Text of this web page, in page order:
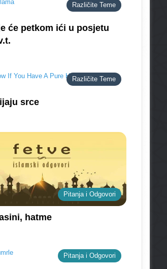
Različite Teme
će petkom ići u posjetu
Različite Teme
srce
Pitanja i Odgovori
hatme
Pitanja i Odgovori